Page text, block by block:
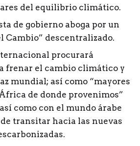
del equilibrio climático.
de gobierno aboga por un
Cambio” descentralizado.
procurará
frenar el cambio climático y
mundial; así como “mayores
de donde provenimos”
como con el mundo árabe
transitar hacia las nuevas